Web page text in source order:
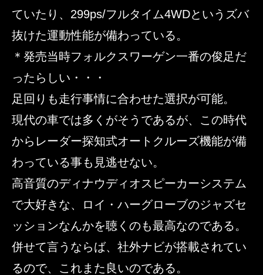
ていたり、299ps/フルタイム4WDというズバ
抜けた運動性能が備わっている。
＊発売当時フォルクスワーゲン一番の俊足だ
ったらしい・・・
足回りも走行事情に合わせた選択が可能。
現代の車では多くがそうであるが、この時代
からレーダー探知式オートクルーズ機能が備
わっている事も見逃せない。
高音質のディナウディオスピーカーシステム
で大好きな、ロイ・ハーグローブのジャズセ
ッションなんかを聴くのも最高なのである。
併せて言うならば、社外ナビが搭載されてい
るので、これまた良いのである。